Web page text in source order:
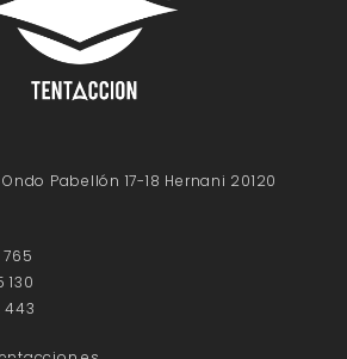
Pabellón 17-18 Hernani 20120
130
443